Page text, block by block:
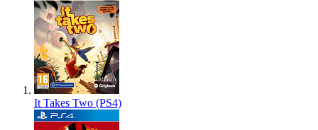
It Takes Two (PS4)